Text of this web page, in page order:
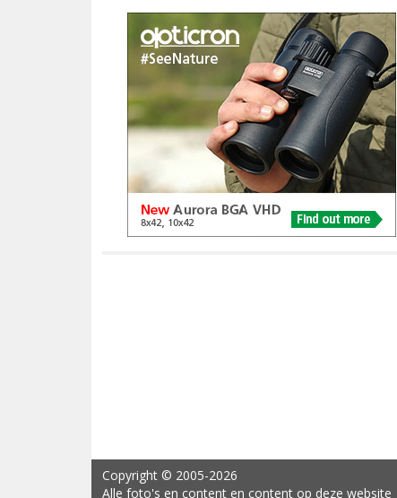
Copyright © 2005-2026
Alle foto's en content en content op deze website